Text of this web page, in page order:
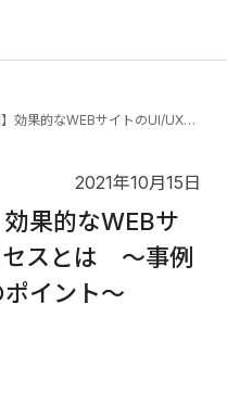
【セミナーのご案内】効果的なWEBサイトのUI/UX改善プロセスとは 〜事例から学ぶ成功と失敗のポイント〜
2021年10月15日
効果的なWEBサ
スとは 〜事例
イント〜